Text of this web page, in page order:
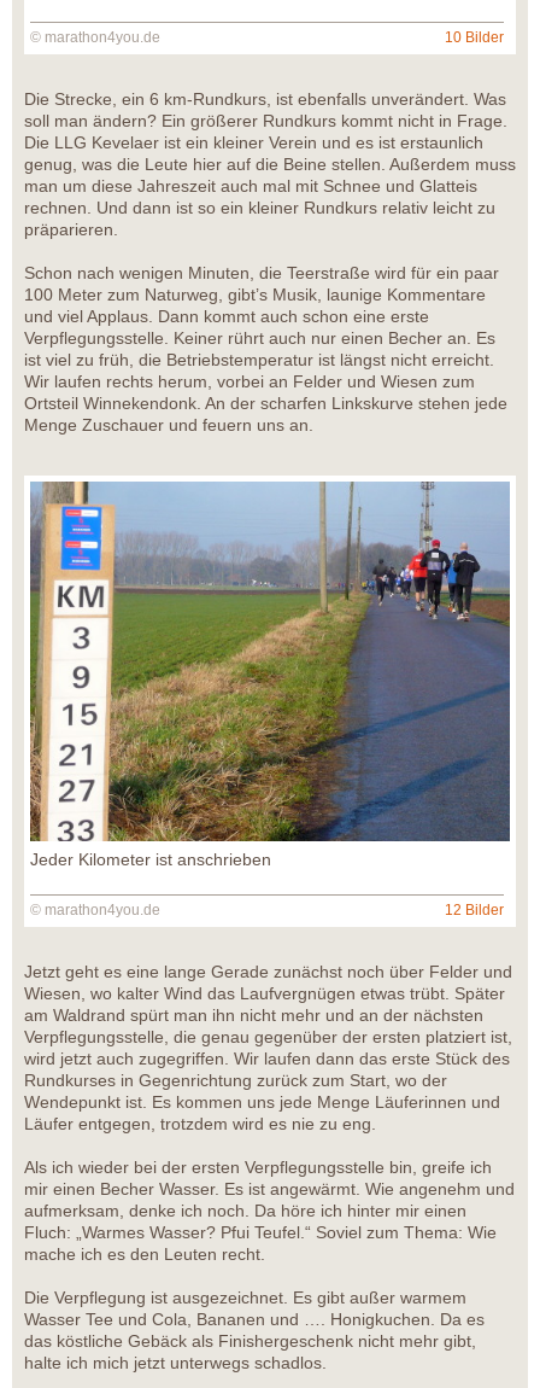
© marathon4you.de 10 Bilder
Die Strecke, ein 6 km-Rundkurs, ist ebenfalls unverändert. Was
soll man ändern? Ein größerer Rundkurs kommt nicht in Frage.
Die LLG Kevelaer ist ein kleiner Verein und es ist erstaunlich
genug, was die Leute hier auf die Beine stellen. Außerdem muss
man um diese Jahreszeit auch mal mit Schnee und Glatteis
rechnen. Und dann ist so ein kleiner Rundkurs relativ leicht zu
präparieren.
Schon nach wenigen Minuten, die Teerstraße wird für ein paar
100 Meter zum Naturweg, gibt’s Musik, launige Kommentare
und viel Applaus. Dann kommt auch schon eine erste
Verpflegungsstelle. Keiner rührt auch nur einen Becher an. Es
ist viel zu früh, die Betriebstemperatur ist längst nicht erreicht.
Wir laufen rechts herum, vorbei an Felder und Wiesen zum
Ortsteil Winnekendonk. An der scharfen Linkskurve stehen jede
Menge Zuschauer und feuern uns an.
Jeder Kilometer ist anschrieben
© marathon4you.de 12 Bilder
Jetzt geht es eine lange Gerade zunächst noch über Felder und
Wiesen, wo kalter Wind das Laufvergnügen etwas trübt. Später
am Waldrand spürt man ihn nicht mehr und an der nächsten
Verpflegungsstelle, die genau gegenüber der ersten platziert ist,
wird jetzt auch zugegriffen. Wir laufen dann das erste Stück des
Rundkurses in Gegenrichtung zurück zum Start, wo der
Wendepunkt ist. Es kommen uns jede Menge Läuferinnen und
Läufer entgegen, trotzdem wird es nie zu eng.
Als ich wieder bei der ersten Verpflegungsstelle bin, greife ich
mir einen Becher Wasser. Es ist angewärmt. Wie angenehm und
aufmerksam, denke ich noch. Da höre ich hinter mir einen
Fluch: „Warmes Wasser? Pfui Teufel.“ Soviel zum Thema: Wie
mache ich es den Leuten recht.
Die Verpflegung ist ausgezeichnet. Es gibt außer warmem
Wasser Tee und Cola, Bananen und …. Honigkuchen. Da es
das köstliche Gebäck als Finishergeschenk nicht mehr gibt,
halte ich mich jetzt unterwegs schadlos.